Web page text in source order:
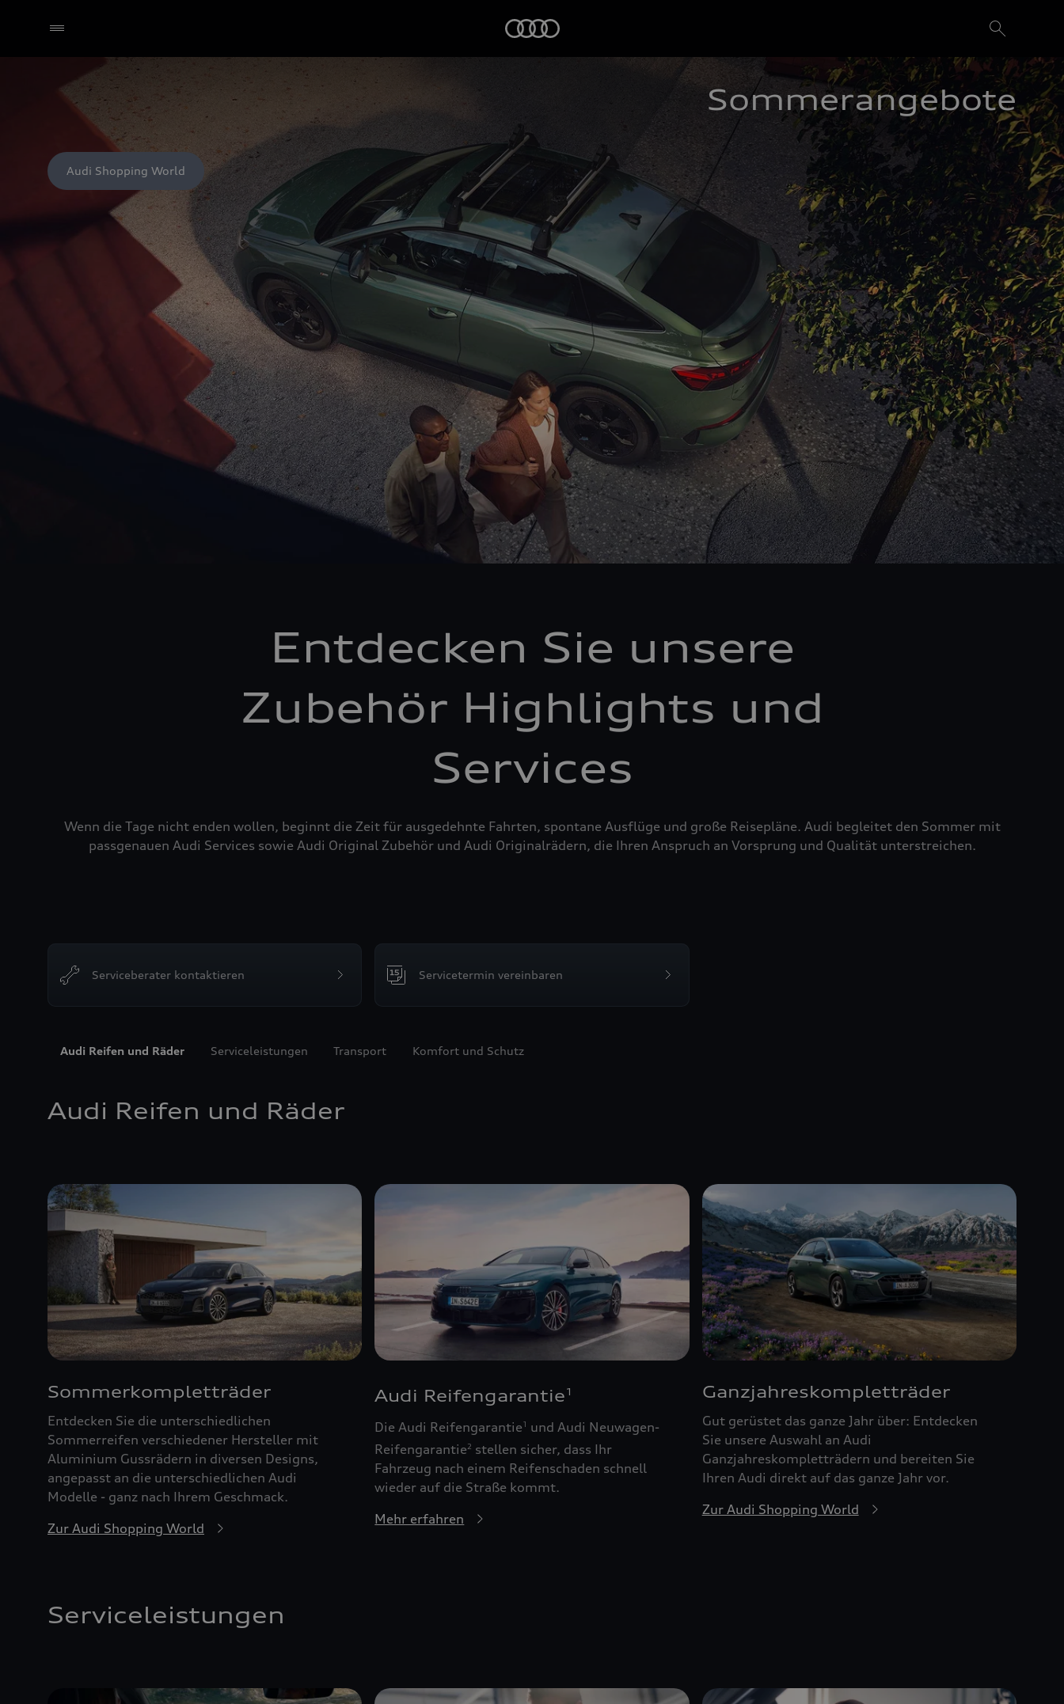
Sommerangebote
Audi Shopping World
Entdecken Sie unsere
Zubehör Highlights und
Services
Wenn die Tage nicht enden wollen, beginnt die Zeit für ausgedehnte Fahrten, spontane Ausflüge und große Reisepläne. Audi begleitet den Sommer mit
passgenauen Audi Services sowie Audi Original Zubehör und Audi Originalrädern, die Ihren Anspruch an Vorsprung und Qualität unterstreichen.
Serviceberater kontaktieren Servicetermin vereinbaren
Audi Reifen und Räder Serviceleistungen Transport Komfort und Schutz
Audi Reifen und Räder
Sommerkompletträder
Entdecken Sie die unterschiedlichen
Sommerreifen verschiedener Hersteller mit
Aluminium Gussrädern in diversen Designs,
angepasst an die unterschiedlichen Audi
Modelle - ganz nach Ihrem Geschmack.
Zur Audi Shopping World
Audi Reifengarantie 1
Die Audi Reifengarantie1
und Audi Neuwagen-
Reifengarantie2 stellen sicher, dass Ihr
Fahrzeug nach einem Reifenschaden schnell
wieder auf die Straße kommt.
Mehr erfahren
Ganzjahreskompletträder
Gut gerüstet das ganze Jahr über: Entdecken
Sie unsere Auswahl an Audi
Ganzjahreskompletträdern und bereiten Sie
Ihren Audi direkt auf das ganze Jahr vor.
Zur Audi Shopping World
Serviceleistungen